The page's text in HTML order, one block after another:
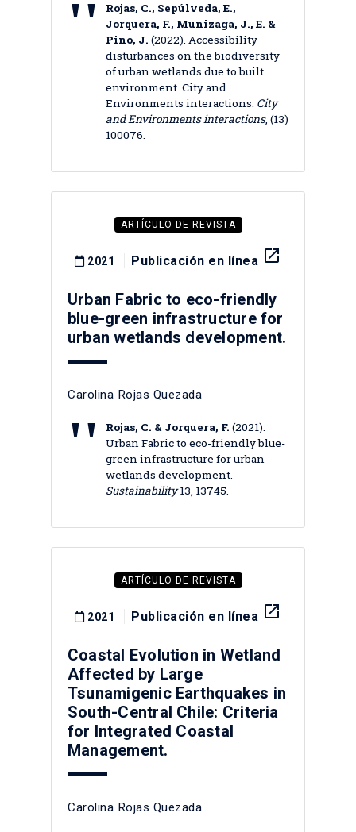
Rojas, C., Sepúlveda, E.,
Jorquera, F., Munizaga, J., E. &
Pino, J. (2022). Accessibility
disturbances on the biodiversity
of urban wetlands due to built
environment. City and
Environments interactions. City
and Environments interactions, (13)
100076.
ARTÍCULO DE REVISTA
2021 Publicación en línea launch
Urban Fabric to eco-friendly
blue-green infrastructure for
urban wetlands development.
Carolina Rojas Quezada
Rojas, C. & Jorquera, F. (2021).
Urban Fabric to eco-friendly blue-
green infrastructure for urban
wetlands development.
Sustainability13, 13745.
ARTÍCULO DE REVISTA
2021 Publicación en línea launch
Coastal Evolution in Wetland
Affected by Large
Tsunamigenic Earthquakes in
South-Central Chile: Criteria
for Integrated Coastal
Management.
Carolina Rojas Quezada